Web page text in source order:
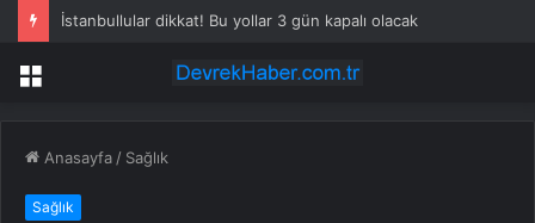
İstanbullular dikkat! Bu yollar 3 gün kapalı olacak
Menü
Anasayfa / Sağlık
Sağlık